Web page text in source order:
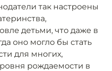
так настроены
детьми, что даже в
оно могло бы стать
для многих,
рождаемости в